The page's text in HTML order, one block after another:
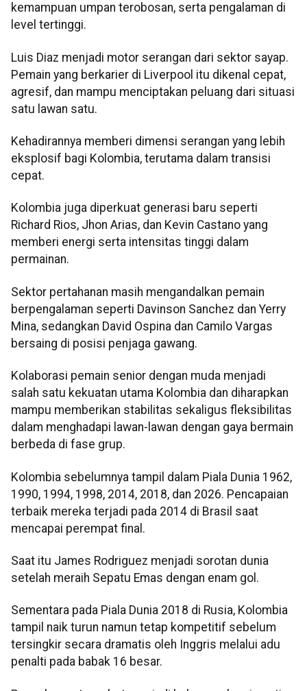
kemampuan umpan terobosan, serta pengalaman di
level tertinggi.
Luis Diaz menjadi motor serangan dari sektor sayap.
Pemain yang berkarier di Liverpool itu dikenal cepat,
agresif, dan mampu menciptakan peluang dari situasi
satu lawan satu.
Kehadirannya memberi dimensi serangan yang lebih
eksplosif bagi Kolombia, terutama dalam transisi
cepat.
Kolombia juga diperkuat generasi baru seperti
Richard Rios, Jhon Arias, dan Kevin Castano yang
memberi energi serta intensitas tinggi dalam
permainan.
Sektor pertahanan masih mengandalkan pemain
berpengalaman seperti Davinson Sanchez dan Yerry
Mina, sedangkan David Ospina dan Camilo Vargas
bersaing di posisi penjaga gawang.
Kolaborasi pemain senior dengan muda menjadi
salah satu kekuatan utama Kolombia dan diharapkan
mampu memberikan stabilitas sekaligus fleksibilitas
dalam menghadapi lawan-lawan dengan gaya bermain
berbeda di fase grup.
Kolombia sebelumnya tampil dalam Piala Dunia 1962,
1990, 1994, 1998, 2014, 2018, dan 2026. Pencapaian
terbaik mereka terjadi pada 2014 di Brasil saat
mencapai perempat final.
Saat itu James Rodriguez menjadi sorotan dunia
setelah meraih Sepatu Emas dengan enam gol.
Sementara pada Piala Dunia 2018 di Rusia, Kolombia
tampil naik turun namun tetap kompetitif sebelum
tersingkir secara dramatis oleh Inggris melalui adu
penalti pada babak 16 besar.